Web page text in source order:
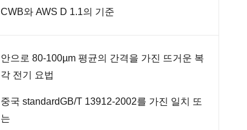
CWB와 AWS D 1.1의 기준
안으로 80-100µm 평균의 간격을 가진 뜨거운 복
각 전기 요법
중국 standardGB/T 13912-2002를 가진 일치 또
는